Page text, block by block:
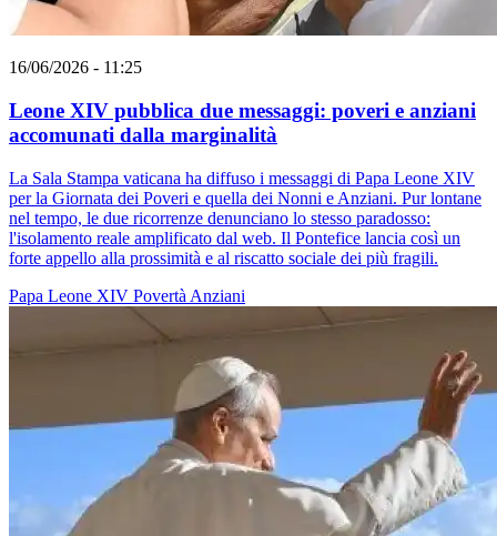
16/06/2026 - 11:25
Leone XIV pubblica due messaggi: poveri e anziani
accomunati dalla marginalità
La Sala Stampa vaticana ha diffuso i messaggi di Papa Leone XIV
per la Giornata dei Poveri e quella dei Nonni e Anziani. Pur lontane
nel tempo, le due ricorrenze denunciano lo stesso paradosso:
l'isolamento reale amplificato dal web. Il Pontefice lancia così un
forte appello alla prossimità e al riscatto sociale dei più fragili.
Papa Leone XIV Povertà Anziani